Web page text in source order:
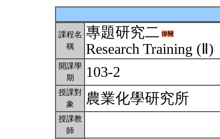
課程名
稱
專題研究二
Research Training (Ⅱ)
開課學
期
103-2
授課對
象
農業化學研究所
授課教
師